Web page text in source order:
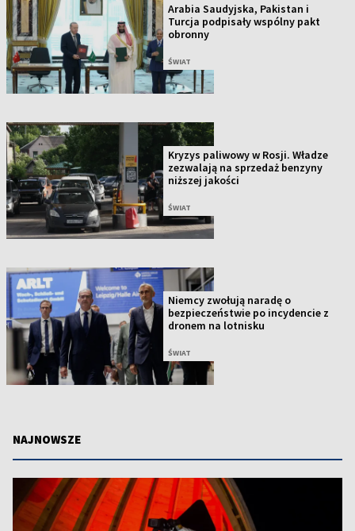
Arabia Saudyjska, Pakistan i
Turcja podpisały wspólny pakt
obronny
ŚWIAT
Kryzys paliwowy w Rosji. Władze
zezwalają na sprzedaż benzyny
niższej jakości
ŚWIAT
Niemcy zwołują naradę o
bezpieczeństwie po incydencie z
dronem na lotnisku
ŚWIAT
NAJNOWSZE